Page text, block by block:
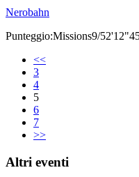
Nerobahn
Punteggio:Missions9/
<<
3
4
5
6
7
>>
Altri eventi